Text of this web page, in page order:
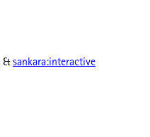
& sankara:interactive